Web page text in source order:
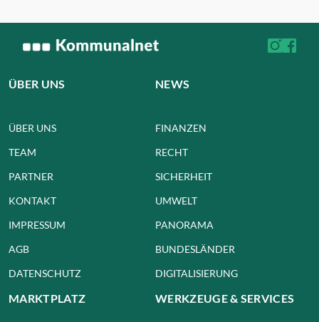
ÜBER UNS
ÜBER UNS
TEAM
PARTNER
KONTAKT
IMPRESSUM
AGB
DATENSCHUTZ
NEWS
FINANZEN
RECHT
SICHERHEIT
UMWELT
PANORAMA
BUNDESLÄNDER
DIGITALISIERUNG
MARKTPLATZ WERKZEUGE & SERVICES